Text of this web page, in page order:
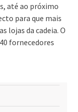
até ao próximo
para que mais
lojas da cadeia. O
fornecedores